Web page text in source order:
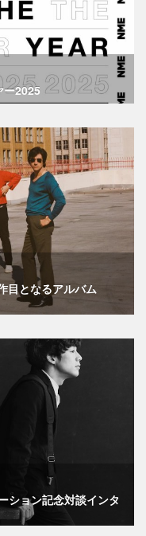
ー2025
目となるアルバム
ション記念対談インタ